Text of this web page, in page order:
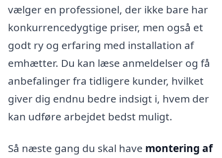
vælger en professionel, der ikke bare har
konkurrencedygtige priser, men også et
godt ry og erfaring med installation af
emhætter. Du kan læse anmeldelser og få
anbefalinger fra tidligere kunder, hvilket
giver dig endnu bedre indsigt i, hvem der
kan udføre arbejdet bedst muligt.
Så næste gang du skal have montering af